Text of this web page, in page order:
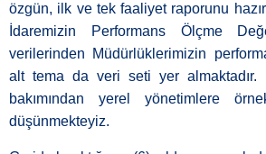
özgün, ilk ve tek faaliyet raporunu
İdaremizin Performans Ölçme
verilerinden Müdürlüklerimizin
alt tema da veri seti yer almaktadır.
bakımından yerel yönetimlere
düşünmekteyiz.